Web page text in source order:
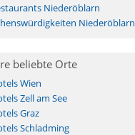
Niederöblarn
Niederöblarn
beliebte Orte
Wien
Zell am See
Graz
Schladming